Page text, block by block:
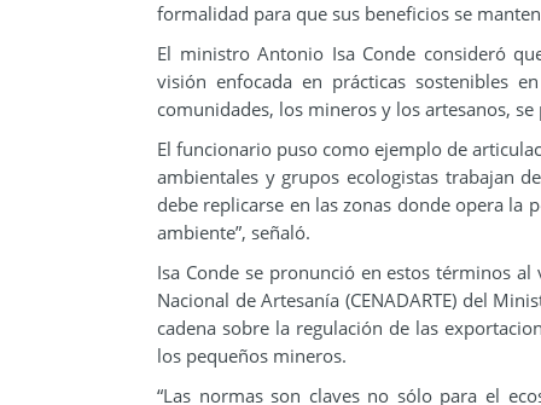
formalidad para que sus beneficios se
El ministro Antonio Isa Conde consideró
visión enfocada en prácticas sostenibles
comunidades, los mineros y los artesanos,
El funcionario puso como ejemplo de
ambientales y grupos ecologistas trabajan
debe replicarse en las zonas donde opera la
ambiente”, señaló.
Isa Conde se pronunció en estos términos
Nacional de Artesanía (CENADARTE) del
cadena sobre la regulación de las
los pequeños mineros.
“Las normas son claves no sólo para el